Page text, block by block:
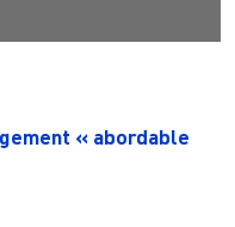
« abordable